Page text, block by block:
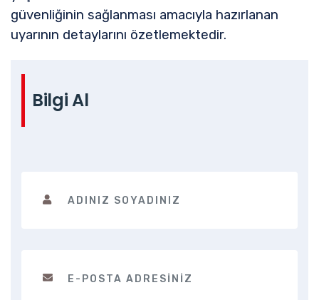
güvenliğinin sağlanması amacıyla hazırlanan
uyarının detaylarını özetlemektedir.
Bilgi Al